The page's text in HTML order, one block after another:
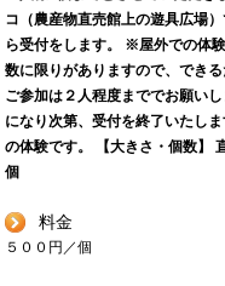
コ（農産物直売館上の遊具広場
ら受付をします。 ※屋外での体
数に限りがありますので、でき
ご参加は２人程度まででお願い
になり次第、受付を終了いたし
の体験です。 【大きさ・個数】
個
料金
５００円／個